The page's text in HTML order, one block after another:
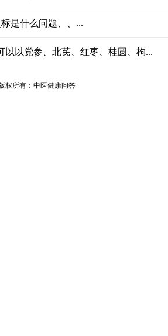
是什么问题、、...
以以党参、北芪、红枣、桂圆、枸...
权所有： 中医健康问答